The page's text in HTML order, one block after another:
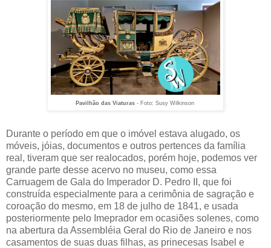
Pavilhão das Viaturas- Foto: Susy Wilkinson
Durante o período em que o imóvel estava alugado, os
móveis, jóias, documentos e outros pertences da família
real, tiveram que ser realocados, porém hoje, podemos ver
grande parte desse acervo no museu, como essa
Carruagem de Gala do Imperador D. Pedro II, que foi
construída especialmente para a cerimônia de sagração e
coroação do mesmo, em 18 de julho de 1841, e usada
posteriormente pelo Imeprador em ocasiões solenes, como
na abertura da Assembléia Geral do Rio de Janeiro e nos
casamentos de suas duas filhas, as prinecesas Isabel e